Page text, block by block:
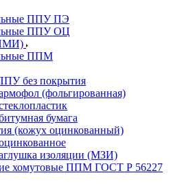
ППУ ПЭ
ППУ ОЦ
ППМ
без покрытия
(фольгированная)
бумага
(кожух оцинкованный)
изоляции (МЗИ)
хомутовые ППМ ГОСТ Р 56227